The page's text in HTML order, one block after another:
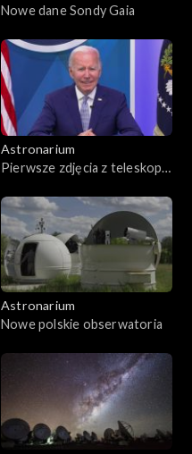
Nowe dane Sondy Gaia
Astronarium
Pierwsze zdjęcia z teleskopu
Astronarium
Nowe polskie obserwatoria